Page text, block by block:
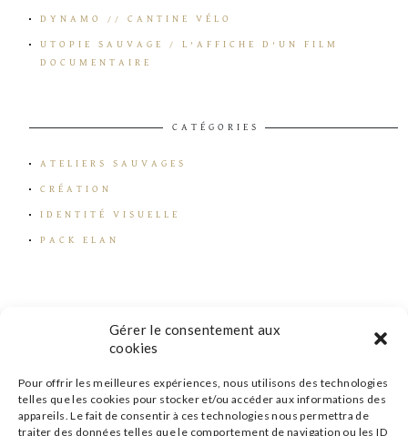
Gérer le consentement aux
cookies
Pour offrir les meilleures expériences, nous utilisons des technologies
telles que les cookies pour stocker et/ou accéder aux informations des
appareils. Le fait de consentir à ces technologies nous permettra de
traiter des données telles que le comportement de navigation ou les ID
DYNAMO // CANTINE VÉLO
UTOPIE SAUVAGE / L’AFFICHE D’UN FILM
DOCUMENTAIRE
CATÉGORIES
ATELIERS SAUVAGES
CRÉATION
IDENTITÉ VISUELLE
PACK ELAN